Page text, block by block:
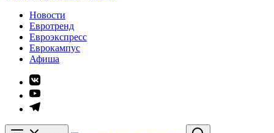
Европульс: всё о Европе
Новости
Евротренд
Евроэкспресс
Еврокампус
Афиша
Элемент
меню
Элемент
меню
Элемент